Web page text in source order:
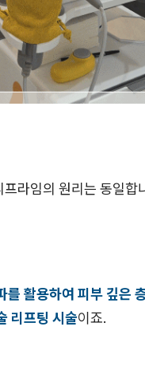
라임의 원리는 동일합
를 활용하여 피부 깊은
리프팅 시술이죠.